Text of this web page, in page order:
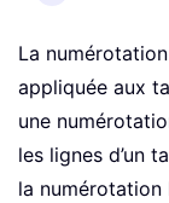
La
appliquée aux
une
les lignes d’un
la